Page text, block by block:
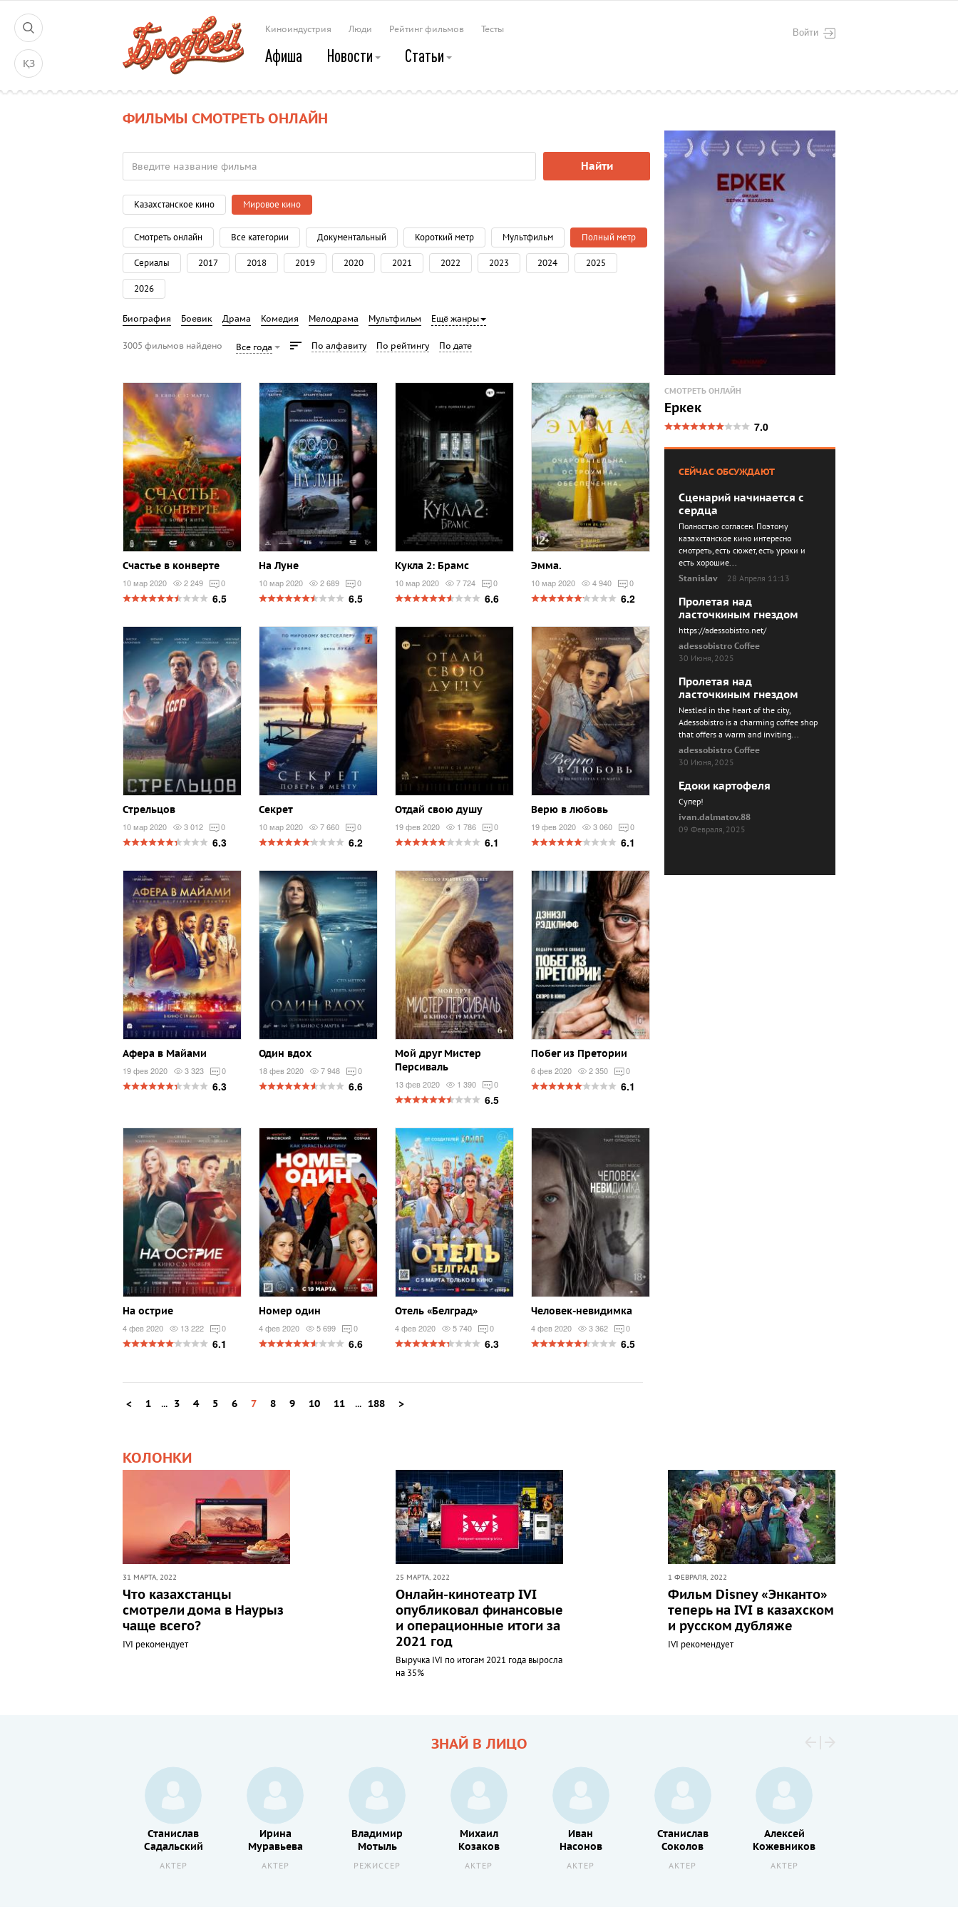
ҚЗ
Войти
Киноиндустрия Люди Рейтинг фильмов Тесты
Афиша Новости Статьи
ФИЛЬМЫ СМОТРЕТЬ ОНЛАЙН
Найти
Казахстанское кино Мировое кино
Смотреть онлайн Все категории Документальный Короткий метр Мультфильм Полный метр
Сериалы 2017 2018 2019 2020 2021 2022 2023 2024 2025
2026
Биография Боевик Драма Комедия Мелодрама Мультфильм Ещё жанры
3005 фильмов найдено Все года По алфавиту По рейтингу По дате
Счастье в конверте
10 мар 2020 2 249 0
6.5
На Луне
10 мар 2020 2 689 0
6.5
Кукла 2: Брамс
10 мар 2020 7 724 0
6.6
Эмма.
10 мар 2020 4 940 0
6.2
Стрельцов
10 мар 2020 3 012 0
6.3
Секрет
10 мар 2020 7 660 0
6.2
Отдай свою душу
19 фев 2020 1 786 0
6.1
Верю в любовь
19 фев 2020 3 060 0
6.1
Афера в Майами
19 фев 2020 3 323 0
6.3
Один вдох
18 фев 2020 7 948 0
6.6
Мой друг Мистер
Персиваль
13 фев 2020 1 390 0
6.5
Побег из Претории
6 фев 2020 2 350 0
6.1
На острие
4 фев 2020 13 222 0
6.1
Номер один
4 фев 2020 5 699 0
6.6
Отель «Белград»
4 фев 2020 5 740 0
6.3
Человек-невидимка
4 фев 2020 3 362 0
6.5
СМОТРЕТЬ ОНЛАЙН
Еркек
7.0
СЕЙЧАС ОБСУЖДАЮТ
Сценарий начинается с
сердца
Полностью согласен. Поэтому
казахстанское кино интересно
смотреть, есть сюжет, есть уроки и
есть хорошие...
Stanislav
28 Апреля 11:13
Пролетая над
ласточкиным гнездом
https://adessobistro.net/
adessobistro Coffee
30 Июня, 2025
Пролетая над
ласточкиным гнездом
Nestled in the heart of the city,
Adessobistro is a charming coffee shop
that offers a warm and inviting...
adessobistro Coffee
30 Июня, 2025
Едоки картофеля
Cупер!
ivan.dalmatov.88
09 Февраля, 2025
< 1 ... 3 4 5 6 7 8 9 10 11 ... 188 >
КОЛОНКИ
31 МАРТА, 2022
Что казахстанцы
смотрели дома в Наурыз
чаще всего?
IVI рекомендует
25 МАРТА, 2022
Онлайн-кинотеатр IVI
опубликовал финансовые
и операционные итоги за
2021 год
Выручка IVI по итогам 2021 года выросла
на 35%
1 ФЕВРАЛЯ, 2022
Фильм Disney «Энканто»
теперь на IVI в казахском
и русском дубляже
IVI рекомендует
ЗНАЙ В ЛИЦО
Станислав
Садальский
АКТЕР
Ирина
Муравьева
АКТЕР
Владимир
Мотыль
РЕЖИССЕР
Михаил
Козаков
АКТЕР
Иван
Насонов
АКТЕР
Станислав
Соколов
АКТЕР
Алексей
Кожевников
АКТЕР